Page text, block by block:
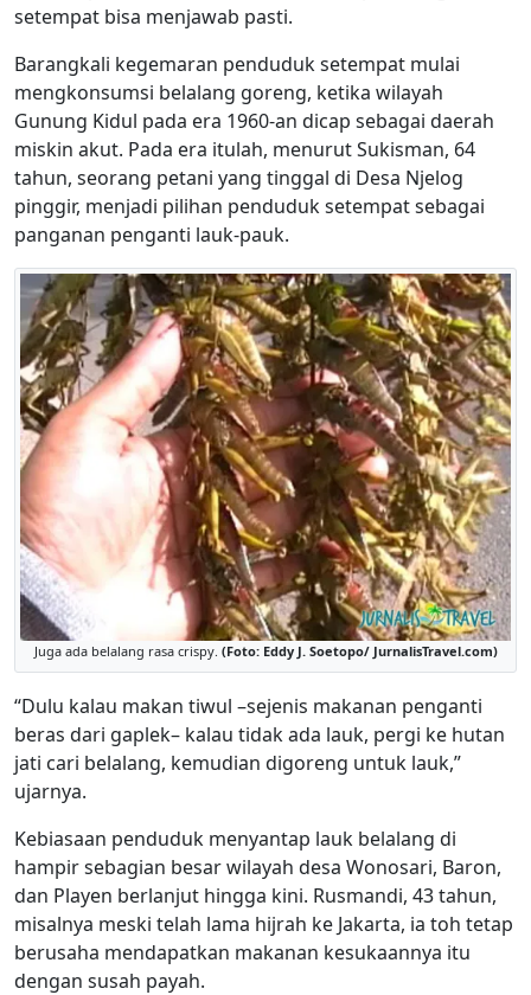
setempat bisa menjawab pasti.
Barangkali kegemaran penduduk setempat mulai
mengkonsumsi belalang goreng, ketika wilayah
Gunung Kidul pada era 1960-an dicap sebagai daerah
miskin akut. Pada era itulah, menurut Sukisman, 64
tahun, seorang petani yang tinggal di Desa Njelog
pinggir, menjadi pilihan penduduk setempat sebagai
panganan penganti lauk-pauk.
Juga ada belalang rasa crispy. (Foto: Eddy J. Soetopo/ JurnalisTravel.com)
“Dulu kalau makan tiwul –sejenis makanan penganti
beras dari gaplek– kalau tidak ada lauk, pergi ke hutan
jati cari belalang, kemudian digoreng untuk lauk,”
ujarnya.
Kebiasaan penduduk menyantap lauk belalang di
hampir sebagian besar wilayah desa Wonosari, Baron,
dan Playen berlanjut hingga kini. Rusmandi, 43 tahun,
misalnya meski telah lama hijrah ke Jakarta, ia toh tetap
berusaha mendapatkan makanan kesukaannya itu
dengan susah payah.